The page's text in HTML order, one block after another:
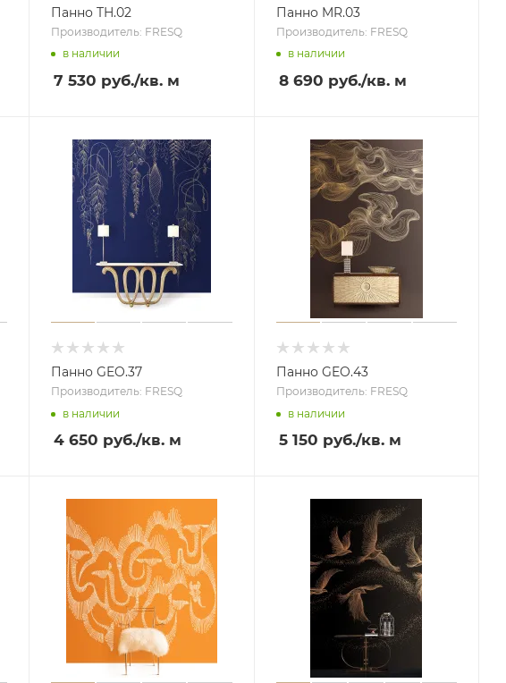
Панно TH.02
Производитель: FRESQ
в наличии
7 530 руб./кв. м
Панно MR.03
Производитель: FRESQ
в наличии
8 690 руб./кв. м
Панно GEO.37
Производитель: FRESQ
в наличии
4 650 руб./кв. м
Панно GEO.43
Производитель: FRESQ
в наличии
5 150 руб./кв. м